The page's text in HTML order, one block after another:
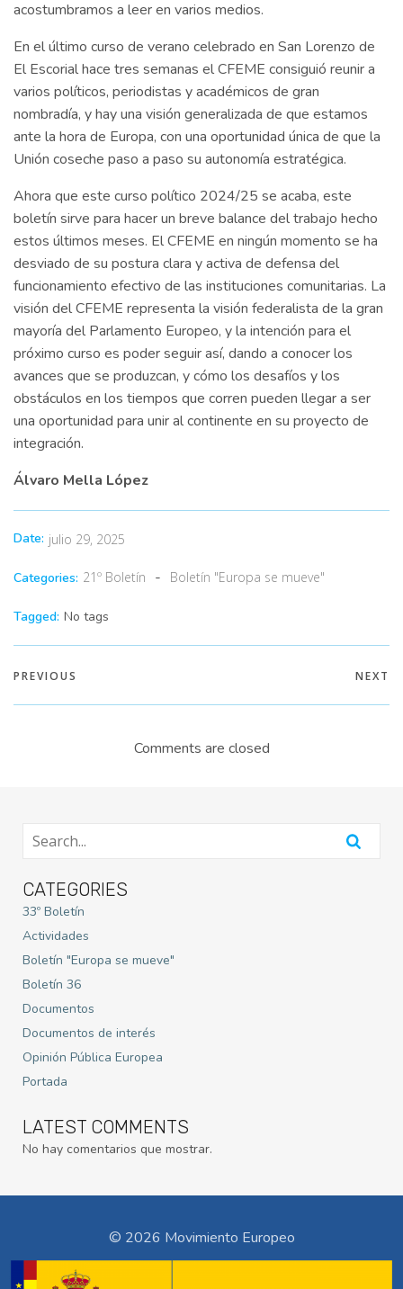
acostumbramos a leer en varios medios.
En el último curso de verano celebrado en San Lorenzo de
El Escorial hace tres semanas el CFEME consiguió reunir a
varios políticos, periodistas y académicos de gran
nombradía, y hay una visión generalizada de que estamos
ante la hora de Europa, con una oportunidad única de que la
Unión coseche paso a paso su autonomía estratégica.
Ahora que este curso político 2024/25 se acaba, este
boletín sirve para hacer un breve balance del trabajo hecho
estos últimos meses. El CFEME en ningún momento se ha
desviado de su postura clara y activa de defensa del
funcionamiento efectivo de las instituciones comunitarias. La
visión del CFEME representa la visión federalista de la gran
mayoría del Parlamento Europeo, y la intención para el
próximo curso es poder seguir así, dando a conocer los
avances que se produzcan, y cómo los desafíos y los
obstáculos en los tiempos que corren pueden llegar a ser
una oportunidad para unir al continente en su proyecto de
integración.
Álvaro Mella López
Date: julio 29, 2025
Categories: 21º Boletín - Boletín "Europa se mueve"
Tagged: No tags
PREVIOUS NEXT
Comments are closed
CATEGORIES
33º Boletín
Actividades
Boletín "Europa se mueve"
Boletín 36
Documentos
Documentos de interés
Opinión Pública Europea
Portada
LATEST COMMENTS
No hay comentarios que mostrar.
© 2026 Movimiento Europeo